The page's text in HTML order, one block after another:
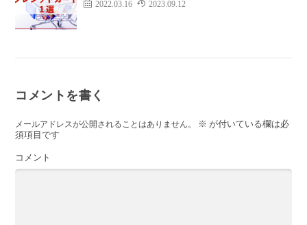
2022.03.16 2023.09.12
コメントを書く
メールアドレスが公開されることはありません。 ※ が付いている欄は必
須項目です
コメント